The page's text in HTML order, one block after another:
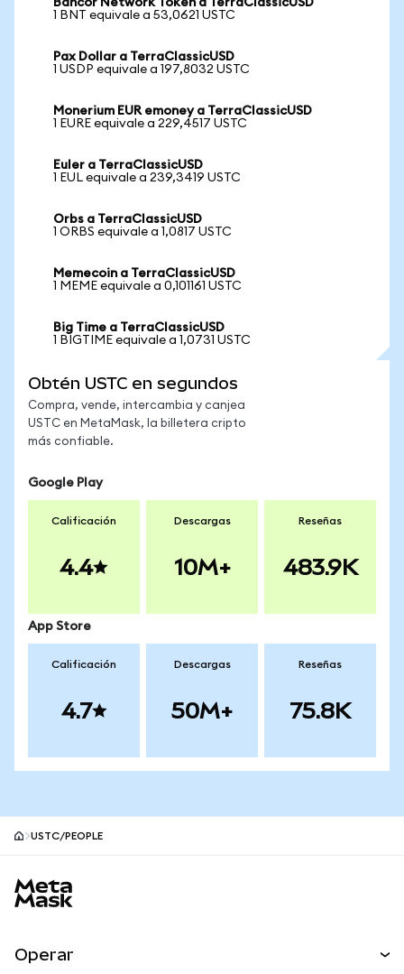
Bancor Network Token a TerraClassicUSD
1 BNT equivale a 53,0621 USTC
Pax Dollar a TerraClassicUSD
1 USDP equivale a 197,8032 USTC
Monerium EUR emoney a TerraClassicUSD
1 EURE equivale a 229,4517 USTC
Euler a TerraClassicUSD
1 EUL equivale a 239,3419 USTC
Orbs a TerraClassicUSD
1 ORBS equivale a 1,0817 USTC
Memecoin a TerraClassicUSD
1 MEME equivale a 0,101161 USTC
Big Time a TerraClassicUSD
1 BIGTIME equivale a 1,0731 USTC
Obtén USTC en segundos
Compra, vende, intercambia y canjea
USTC en MetaMask, la billetera cripto
más confiable.
Google Play
Calificación
4.4
Descargas
10M+
Reseñas
483.9K
App Store
Calificación
4.7
Descargas
50M+
Reseñas
75.8K
USTC/PEOPLE
Operar